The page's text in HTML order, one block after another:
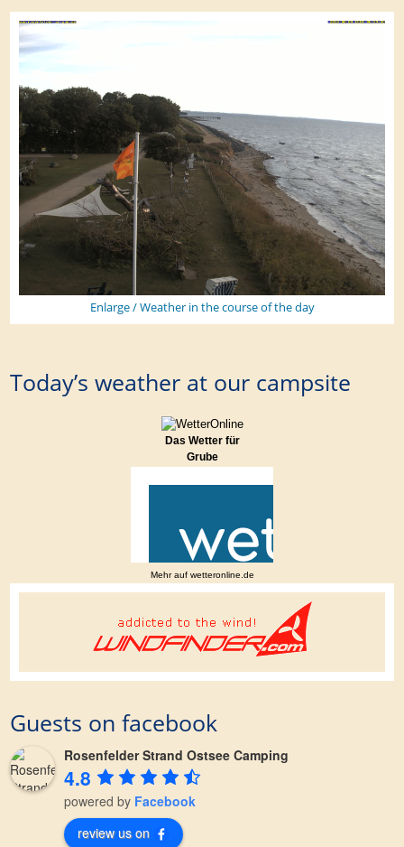
Enlarge / Weather in the course of the day
Today’s weather at our campsite
Das Wetter für
Grube
Mehr auf wetteronline.de
Guests on facebook
Rosenfelder Strand Ostsee Camping
4.8
powered by Facebook
review us on